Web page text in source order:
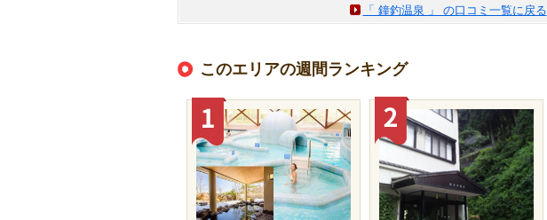
「 鐘釣温泉 」 の口コミ一覧に戻る
このエリアの週間ランキング